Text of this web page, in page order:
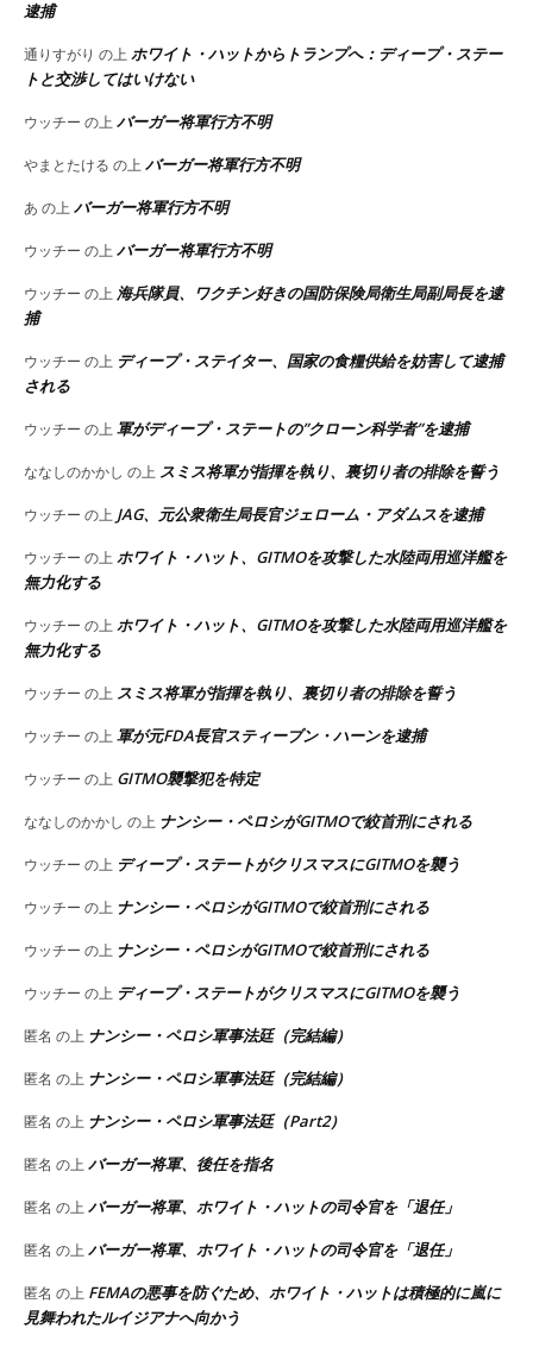
逮捕
通りすがり の上 ホワイト・ハットからトランプへ：ディープ・ステー
トと交渉してはいけない
ウッチー の上 バーガー将軍行方不明
やまとたける の上 バーガー将軍行方不明
あ の上 バーガー将軍行方不明
ウッチー の上 バーガー将軍行方不明
ウッチー の上 海兵隊員、ワクチン好きの国防保険局衛生局副局長を逮
捕
ウッチー の上 ディープ・ステイター、国家の食糧供給を妨害して逮捕
される
ウッチー の上 軍がディープ・ステートの”クローン科学者”を逮捕
ななしのかかし の上 スミス将軍が指揮を執り、裏切り者の排除を誓う
ウッチー の上 JAG、元公衆衛生局長官ジェローム・アダムスを逮捕
ウッチー の上 ホワイト・ハット、GITMOを攻撃した水陸両用巡洋艦を
無力化する
ウッチー の上 ホワイト・ハット、GITMOを攻撃した水陸両用巡洋艦を
無力化する
ウッチー の上 スミス将軍が指揮を執り、裏切り者の排除を誓う
ウッチー の上 軍が元FDA長官スティーブン・ハーンを逮捕
ウッチー の上 GITMO襲撃犯を特定
ななしのかかし の上 ナンシー・ペロシがGITMOで絞首刑にされる
ウッチー の上 ディープ・ステートがクリスマスにGITMOを襲う
ウッチー の上 ナンシー・ペロシがGITMOで絞首刑にされる
ウッチー の上 ナンシー・ペロシがGITMOで絞首刑にされる
ウッチー の上 ディープ・ステートがクリスマスにGITMOを襲う
匿名 の上 ナンシー・ペロシ軍事法廷（完結編）
匿名 の上 ナンシー・ペロシ軍事法廷（完結編）
匿名 の上 ナンシー・ペロシ軍事法廷（Part2）
匿名 の上 バーガー将軍、後任を指名
匿名 の上 バーガー将軍、ホワイト・ハットの司令官を「退任」
匿名 の上 バーガー将軍、ホワイト・ハットの司令官を「退任」
匿名 の上 FEMAの悪事を防ぐため、ホワイト・ハットは積極的に嵐に
見舞われたルイジアナへ向かう